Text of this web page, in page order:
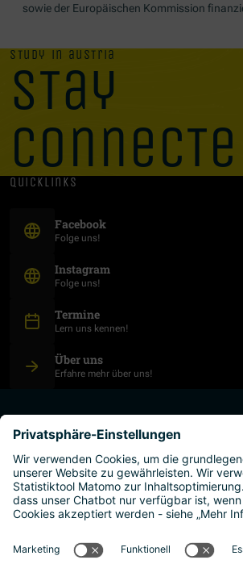
sowie der Europäischen Kommission
study in austria
stay
quicklinks
Facebook(Öffnet in neuem Fenster)
Folge uns!
Instagram
Folge uns!
Termine
Lern uns kennen!
Über uns
Erfahre mehr über uns!
studium planen
hochschulen
leben und arbeiten
warum österreich?